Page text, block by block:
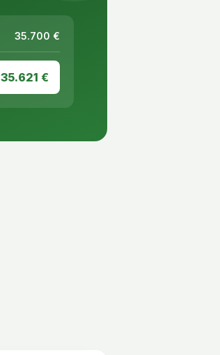
35.700 €
35.621 €